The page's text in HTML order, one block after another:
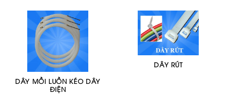
DÂY MỒI LUỒN KÉO DÂY
ĐIỆN
DÂY RÚT